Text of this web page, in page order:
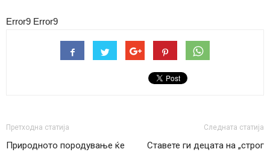
Error9 Error9
Претходна статија
Природното породување ќе
Следната статија
Ставете ги децата на „строг